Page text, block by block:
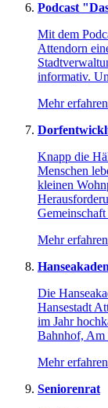
Podcast
Mit dem
Attendorn
informativ.
Mehr erfahren
Knapp die
Menschen
kleinen
Mehr erfahren
Die
Hansestadt
im Jahr
Bahnhof, Am
Mehr erfahren
Seniorenrat